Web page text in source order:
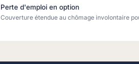
Perte d'emploi en option
Couverture étendue au chômage involontaire